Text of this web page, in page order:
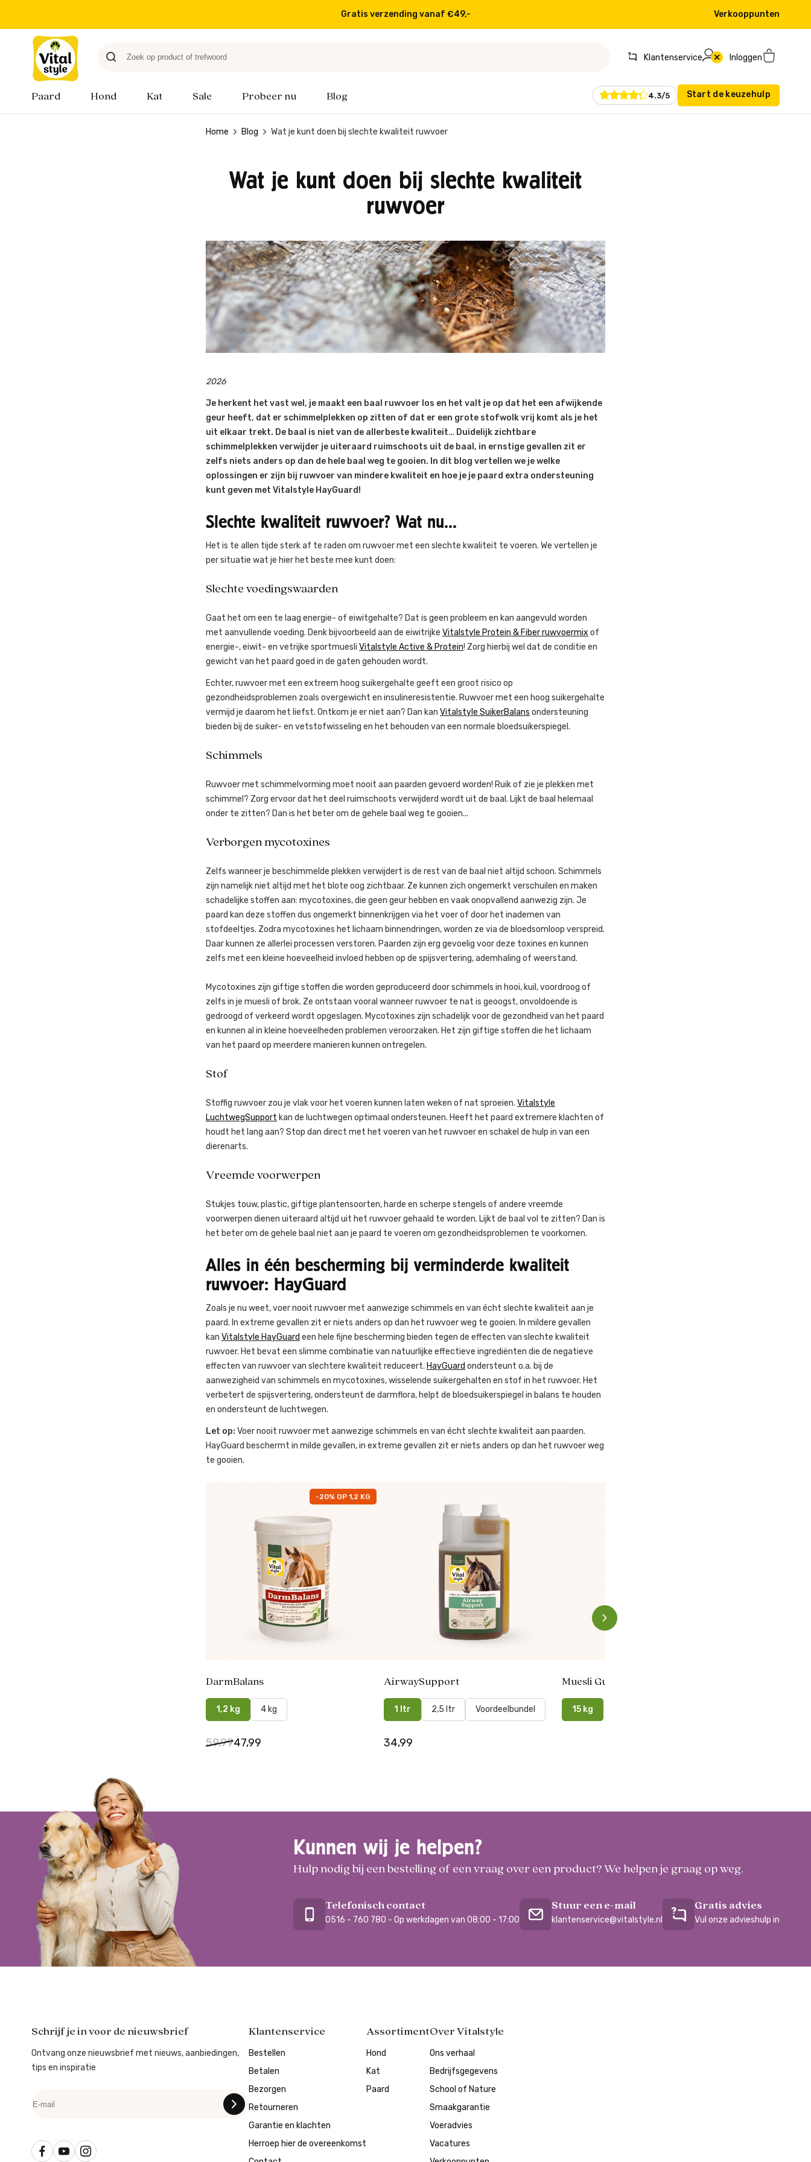
Op werkdagen voor 16:00 besteld, volgende dag in huis Verkooppunten
Klantenservice Inloggen
Paard Hond Kat Sale Probeer nu Blog 4.3/5 Start de keuzehulp
Home Blog Wat je kunt doen bij slechte kwaliteit ruwvoer
Wat je kunt doen bij slechte kwaliteit
ruwvoer
2026
Je herkent het vast wel, je maakt een baal ruwvoer los en het valt je op dat het een afwijkende
geur heeft, dat er schimmelplekken op zitten of dat er een grote stofwolk vrij komt als je het
uit elkaar trekt. De baal is niet van de allerbeste kwaliteit… Duidelijk zichtbare
schimmelplekken verwijder je uiteraard ruimschoots uit de baal, in ernstige gevallen zit er
zelfs niets anders op dan de hele baal weg te gooien. In dit blog vertellen we je welke
oplossingen er zijn bij ruwvoer van mindere kwaliteit en hoe je je paard extra ondersteuning
kunt geven met Vitalstyle HayGuard!
Slechte kwaliteit ruwvoer? Wat nu...
Het is te allen tijde sterk af te raden om ruwvoer met een slechte kwaliteit te voeren. We vertellen je
per situatie wat je hier het beste mee kunt doen:
Slechte voedingswaarden
Gaat het om een te laag energie- of eiwitgehalte? Dat is geen probleem en kan aangevuld worden
met aanvullende voeding. Denk bijvoorbeeld aan de eiwitrijke Vitalstyle Protein & Fiber ruwvoermix of
energie-, eiwit- en vetrijke sportmuesli Vitalstyle Active & Protein! Zorg hierbij wel dat de conditie en
gewicht van het paard goed in de gaten gehouden wordt.
Echter, ruwvoer met een extreem hoog suikergehalte geeft een groot risico op
gezondheidsproblemen zoals overgewicht en insulineresistentie. Ruwvoer met een hoog suikergehalte
vermijd je daarom het liefst. Ontkom je er niet aan? Dan kan Vitalstyle SuikerBalans ondersteuning
bieden bij de suiker- en vetstofwisseling en het behouden van een normale bloedsuikerspiegel.
Schimmels
Ruwvoer met schimmelvorming moet nooit aan paarden gevoerd worden! Ruik of zie je plekken met
schimmel? Zorg ervoor dat het deel ruimschoots verwijderd wordt uit de baal. Lijkt de baal helemaal
onder te zitten? Dan is het beter om de gehele baal weg te gooien...
Verborgen mycotoxines
Zelfs wanneer je beschimmelde plekken verwijdert is de rest van de baal niet altijd schoon. Schimmels
zijn namelijk niet altijd met het blote oog zichtbaar. Ze kunnen zich ongemerkt verschuilen en maken
schadelijke stoffen aan: mycotoxines, die geen geur hebben en vaak onopvallend aanwezig zijn. Je
paard kan deze stoffen dus ongemerkt binnenkrijgen via het voer of door het inademen van
stofdeeltjes. Zodra mycotoxines het lichaam binnendringen, worden ze via de bloedsomloop verspreid.
Daar kunnen ze allerlei processen verstoren. Paarden zijn erg gevoelig voor deze toxines en kunnen
zelfs met een kleine hoeveelheid invloed hebben op de spijsvertering, ademhaling of weerstand.
Mycotoxines zijn giftige stoffen die worden geproduceerd door schimmels in hooi, kuil, voordroog of
zelfs in je muesli of brok. Ze ontstaan vooral wanneer ruwvoer te nat is geoogst, onvoldoende is
gedroogd of verkeerd wordt opgeslagen. Mycotoxines zijn schadelijk voor de gezondheid van het paard
en kunnen al in kleine hoeveelheden problemen veroorzaken. Het zijn giftige stoffen die het lichaam
van het paard op meerdere manieren kunnen ontregelen.
Stof
Stoffig ruwvoer zou je vlak voor het voeren kunnen laten weken of nat sproeien. Vitalstyle
LuchtwegSupport kan de luchtwegen optimaal ondersteunen. Heeft het paard extremere klachten of
houdt het lang aan? Stop dan direct met het voeren van het ruwvoer en schakel de hulp in van een
dierenarts.
Vreemde voorwerpen
Stukjes touw, plastic, giftige plantensoorten, harde en scherpe stengels of andere vreemde
voorwerpen dienen uiteraard altijd uit het ruwvoer gehaald te worden. Lijkt de baal vol te zitten? Dan is
het beter om de gehele baal niet aan je paard te voeren om gezondheidsproblemen te voorkomen.
Alles in één bescherming bij verminderde kwaliteit
ruwvoer: HayGuard
Zoals je nu weet, voer nooit ruwvoer met aanwezige schimmels en van écht slechte kwaliteit aan je
paard. In extreme gevallen zit er niets anders op dan het ruwvoer weg te gooien. In mildere gevallen
kan Vitalstyle HayGuard een hele fijne bescherming bieden tegen de effecten van slechte kwaliteit
ruwvoer. Het bevat een slimme combinatie van natuurlijke effectieve ingrediënten die de negatieve
effecten van ruwvoer van slechtere kwaliteit reduceert. HayGuard ondersteunt o.a. bij de
aanwezigheid van schimmels en mycotoxines, wisselende suikergehalten en stof in het ruwvoer. Het
verbetert de spijsvertering, ondersteunt de darmflora, helpt de bloedsuikerspiegel in balans te houden
en ondersteunt de luchtwegen.
Let op: Voer nooit ruwvoer met aanwezige schimmels en van écht slechte kwaliteit aan paarden.
HayGuard beschermt in milde gevallen, in extreme gevallen zit er niets anders op dan het ruwvoer weg
te gooien.
-20% OP 1,2 KG
DarmBalans
1,2 kg 4 kg
59,9947,99
AirwaySupport
1 ltr 2,5 ltr Voordeelbundel
34,99
Muesli Gut & Gastro
15 kg
Kunnen wij je helpen?
Hulp nodig bij een bestelling of een vraag over een product? We helpen je graag op weg.
Telefonisch contact
0516 - 760 780 - Op werkdagen van 08:00 - 17:00
Stuur een e-mail
klantenservice@vitalstyle.nl
Gratis advies
Vul onze advieshulp in
Schrijf je in voor de nieuwsbrief
Ontvang onze nieuwsbrief met nieuws, aanbiedingen,
tips en inspiratie
Klantenservice
Bestellen
Betalen
Bezorgen
Retourneren
Garantie en klachten
Herroep hier de overeenkomst
Assortiment
Hond
Kat
Paard
Over Vitalstyle
Ons verhaal
Bedrijfsgegevens
School of Nature
Smaakgarantie
Voeradvies
Vacatures